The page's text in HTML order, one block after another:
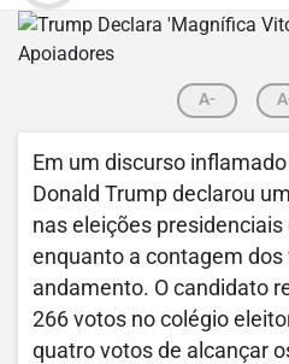
A-
Em um discurso
Donald Trump declarou
nas eleições presidenciais
enquanto a contagem
andamento. O candidato
266 votos no colégio
quatro votos de alcançar